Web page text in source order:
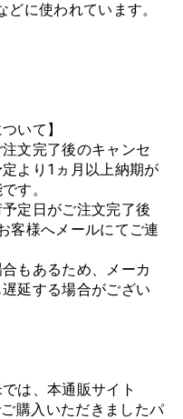
に使われています。
いて】
文完了後のキャンセ
より1ヵ月以上納期が
す。
定日がご注文完了後
客様へメールにてご連
もあるため、メーカ
延する場合がござい
は、本通販サイト
購入いただきましたパ